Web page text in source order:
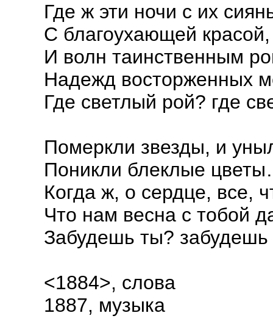
Где ж эти ночи с их
С благоухающей красой,
И волн таинственным
Надежд восторженных
Где светлый рой? где
Померкли звезды, и
Поникли блеклые
Когда ж, о сердце, все,
Что нам весна с тобой
Забудешь ты?
<1884>, слова
1887, музыка